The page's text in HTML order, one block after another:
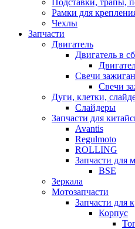
Подставки, трапы,
Рамки для
Чехлы
Запчасти
Двигатель
Двигатель в
Свечи
Свечи
Дуги, клетки,
Слайдеры
Запчасти для
Avantis
Regulmoto
ROLLING
Запчасти для
BSE
Зеркала
Мотозапчасти
Запчасти для
Корпус